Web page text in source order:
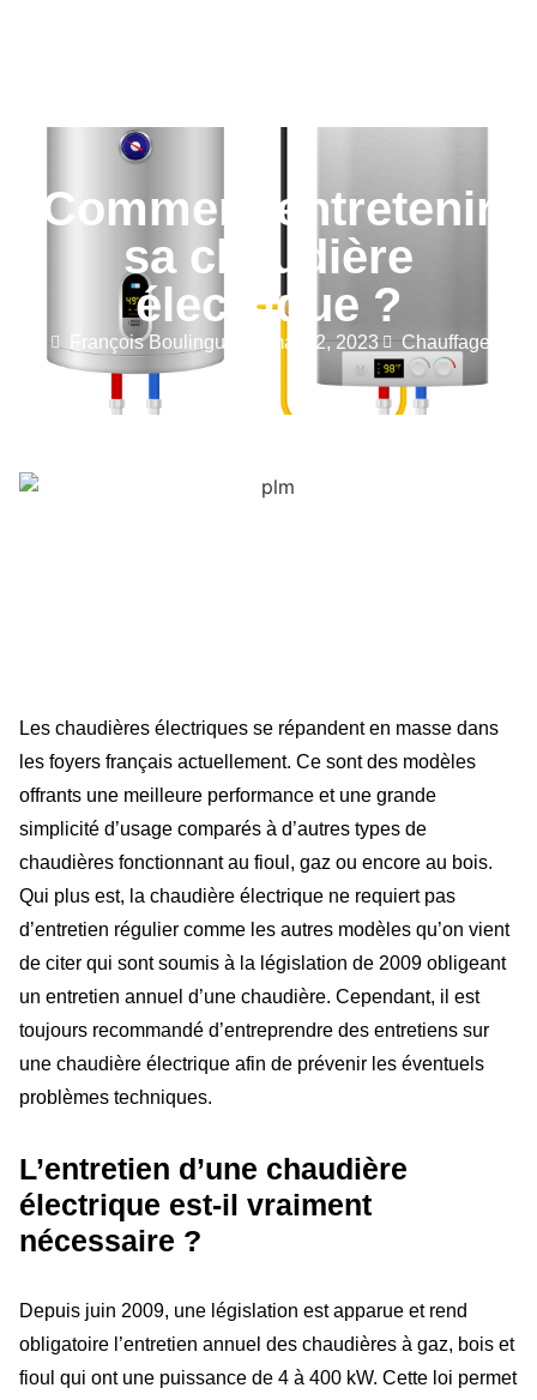
Comment entretenir
sa chaudière
électrique ?
François Boulinguez mai 22, 2023 Chauffage
Les chaudières électriques se répandent en masse dans
les foyers français actuellement. Ce sont des modèles
offrants une meilleure performance et une grande
simplicité d’usage comparés à d’autres types de
chaudières fonctionnant au fioul, gaz ou encore au bois.
Qui plus est, la chaudière électrique ne requiert pas
d’entretien régulier comme les autres modèles qu’on vient
de citer qui sont soumis à la législation de 2009 obligeant
un entretien annuel d’une chaudière. Cependant, il est
toujours recommandé d’entreprendre des entretiens sur
une chaudière électrique afin de prévenir les éventuels
problèmes techniques.
L’entretien d’une chaudière
électrique est-il vraiment
nécessaire ?
Depuis juin 2009, une législation est apparue et rend
obligatoire l’entretien annuel des chaudières à gaz, bois et
fioul qui ont une puissance de 4 à 400 kW. Cette loi permet